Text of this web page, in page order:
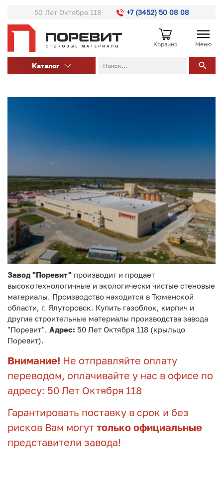
50 Лет Октября 118 +7 (3452) 50 08 08
Корзина Меню
Каталог
Завод "Поревит" производит и продает
высокотехнологичные и экологически чистые стеновые
материалы. Производство находится в Тюменской
области, г. Ялуторовск. Купить газоблок, кирпич и
другие строительные материалы производства завода
"Поревит". Адрес: 50 Лет Октября 118 (крыльцо
Поревит).
Внимание! Не отправляйте оплату
переводом, оплачивайте у нас в офисе по
адресу: 50 Лет Октября 118
Гарантировать поставку в срок и без
рисков Вам могут только официальные
представители завода!